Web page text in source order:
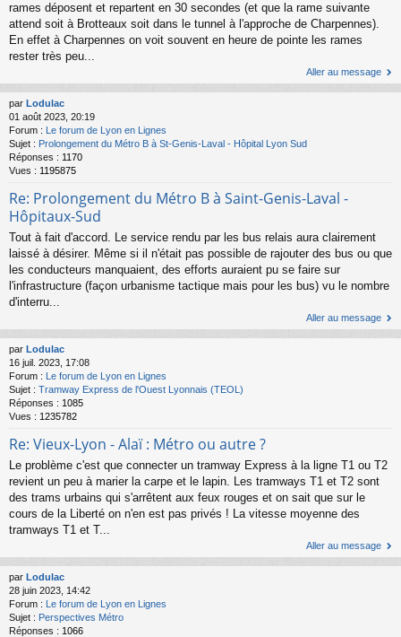
rames déposent et repartent en 30 secondes (et que la rame suivante
attend soit à Brotteaux soit dans le tunnel à l'approche de Charpennes).
En effet à Charpennes on voit souvent en heure de pointe les rames
rester très peu...
Aller au message
par Lodulac
01 août 2023, 20:19
Forum :
Le forum de Lyon en Lignes
Sujet : Prolongement du Métro B à St-Genis-Laval - Hôpital Lyon Sud
Réponses : 1170
Vues : 1195875
Re: Prolongement du Métro B à Saint-Genis-Laval -
Hôpitaux-Sud
Tout à fait d'accord. Le service rendu par les bus relais aura clairement
laissé à désirer. Même si il n'était pas possible de rajouter des bus ou que
les conducteurs manquaient, des efforts auraient pu se faire sur
l'infrastructure (façon urbanisme tactique mais pour les bus) vu le nombre
d'interru...
Aller au message
par Lodulac
16 juil. 2023, 17:08
Forum : Le forum de Lyon en Lignes
Sujet : Tramway Express de l'Ouest Lyonnais (TEOL)
Réponses : 1085
Vues : 1235782
Re: Vieux-Lyon - Alaï : Métro ou autre ?
Le problème c'est que connecter un tramway Express à la ligne T1 ou T2
revient un peu à marier la carpe et le lapin. Les tramways T1 et T2 sont
des trams urbains qui s'arrêtent aux feux rouges et on sait que sur le
cours de la Liberté on n'en est pas privés ! La vitesse moyenne des
tramways T1 et T...
Aller au message
par Lodulac
28 juin 2023, 14:42
Forum : Le forum de Lyon en Lignes
Sujet : Perspectives Métro
Réponses : 1066